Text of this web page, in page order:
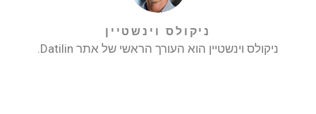
ניקולס וינשטיין
ניקולס וינשטיין הוא העורך הראשי של אתר Datilin.